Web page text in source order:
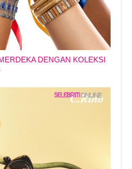
DENGAN KOLEKSI